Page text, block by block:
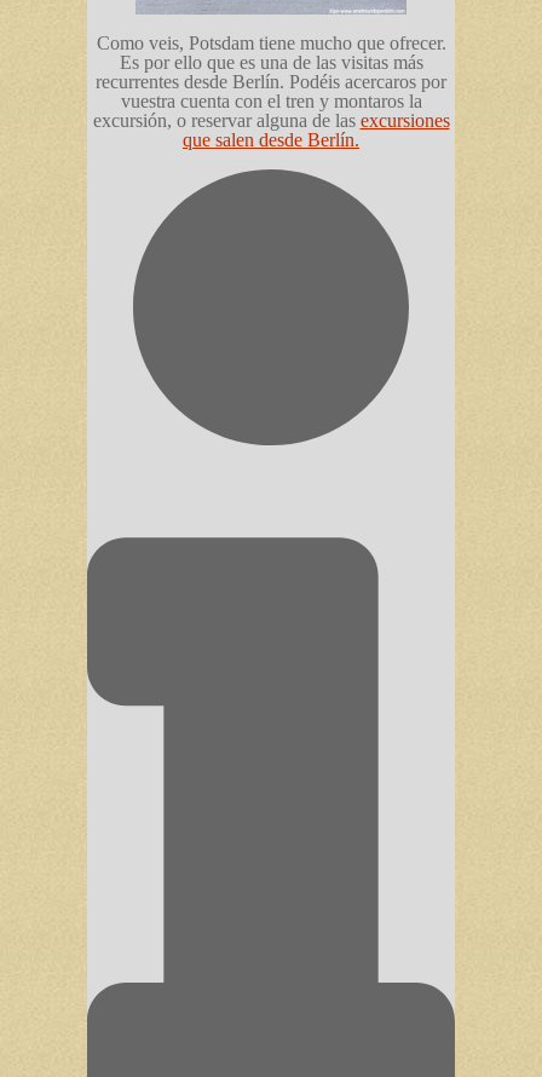
Como veis, Potsdam tiene mucho que ofrecer.
Es por ello que es una de las visitas más
recurrentes desde Berlín. Podéis acercaros por
vuestra cuenta con el tren y montaros la
excursión, o reservar alguna de las excursiones
que salen desde Berlín.